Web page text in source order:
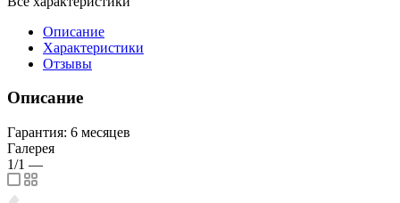
Описание
Характеристики
Отзывы
Описание
Гарантия: 6 месяцев
Галерея
1/1 —